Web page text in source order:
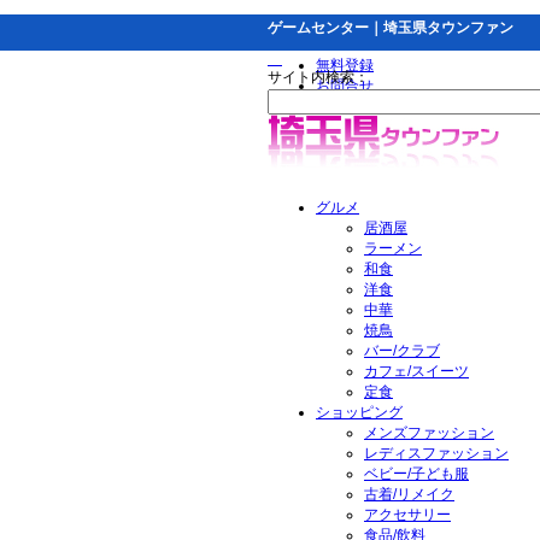
ゲームセンター｜埼玉県タウンファン
無料登録
お問合せ
サイト内検索：
グルメ
居酒屋
ラーメン
和食
洋食
中華
焼鳥
バー/クラブ
カフェ/スイーツ
定食
ショッピング
メンズファッション
レディスファッション
ベビー/子ども服
古着/リメイク
アクセサリー
食品/飲料